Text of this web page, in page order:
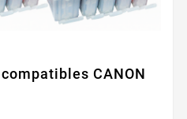
CANON